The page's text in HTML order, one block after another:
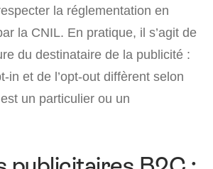
la réglementation en
la CNIL. En pratique, il s’agit de
du destinataire de la publicité :
in et de l’opt-out diffèrent selon
un particulier ou un